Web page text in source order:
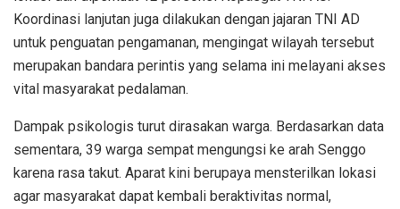
Koordinasi lanjutan juga dilakukan dengan jajaran TNI AD
untuk penguatan pengamanan, mengingat wilayah tersebut
merupakan bandara perintis yang selama ini melayani akses
vital masyarakat pedalaman.
Dampak psikologis turut dirasakan warga. Berdasarkan data
sementara, 39 warga sempat mengungsi ke arah Senggo
karena rasa takut. Aparat kini berupaya mensterilkan lokasi
agar masyarakat dapat kembali beraktivitas normal,